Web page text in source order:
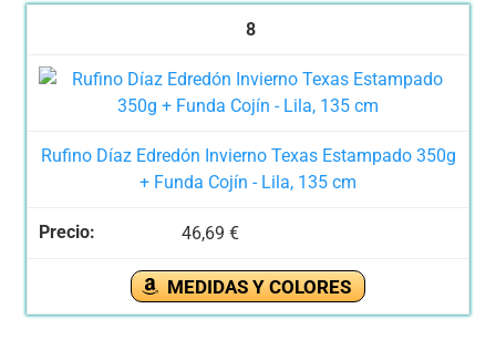
8
Rufino Díaz Edredón Invierno Texas Estampado 350g
+ Funda Cojín - Lila, 135 cm
46,69 €
MEDIDAS Y COLORES